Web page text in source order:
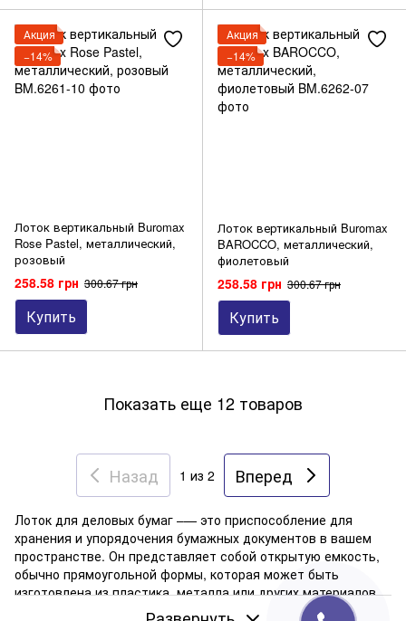
Акция
−14%
Лоток вертикальный Buromax
Rose Pastel, металлический,
розовый
258.58 грн 300.67 грн
Купить
Акция
−14%
Лоток вертикальный Buromax
BAROCCO, металлический,
фиолетовый
258.58 грн 300.67 грн
Купить
Показать еще 12 товаров
Назад 1 из 2 Вперед
Лоток для деловых бумаг –— это приспособление для
хранения и упорядочения бумажных документов в вашем
пространстве. Он представляет собой открытую емкость,
обычно прямоугольной формы, которая может быть
изготовлена из пластика, металла или других материалов.
Пластиковые лотки для бумаг помогают поддерживать